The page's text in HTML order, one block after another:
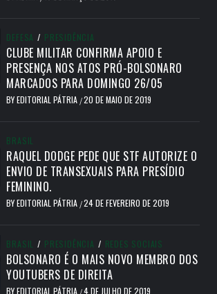
DEFESA / PRESIDÊNCIA
CLUBE MILITAR CONFIRMA APOIO E
PRESENÇA NOS ATOS PRÓ-BOLSONARO
MARCADOS PARA DOMINGO 26/05
BYEDITORIAL PÁTRIA /20 DE MAIO DE 2019
BRASIL
RAQUEL DODGE PEDE QUE STF AUTORIZE O
ENVIO DE TRANSEXUAIS PARA PRESÍDIO
FEMININO.
BYEDITORIAL PÁTRIA /24 DE FEVEREIRO DE 2019
BRASIL / PRESIDÊNCIA / REDES SOCIAIS
BOLSONARO É O MAIS NOVO MEMBRO DOS
YOUTUBERS DE DIREITA
BYEDITORIAL PÁTRIA /4 DE JULHO DE 2019